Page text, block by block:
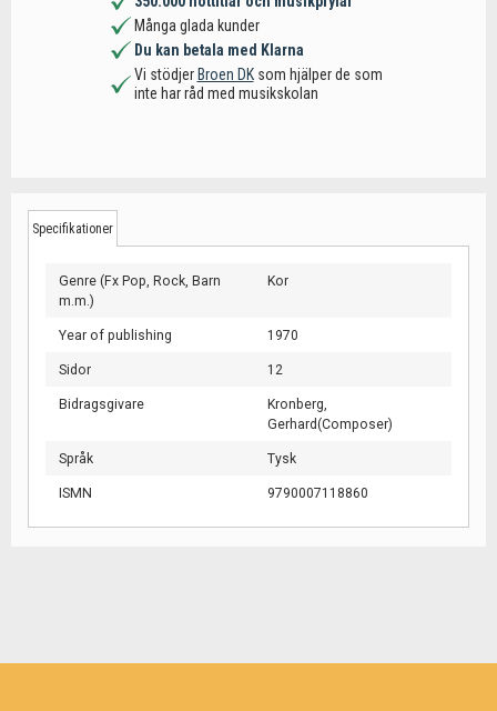
Många glada kunder
Du kan betala med Klarna
Vi stödjerBroen DKsom hjälper de som
inte har råd med musikskolan
Specifikationer
Genre (Fx Pop, Rock, Barn
m.m.)
Kor
Year of publishing 1970
Sidor 12
Bidragsgivare
Kronberg,
Gerhard(Composer)
Språk Tysk
ISMN 9790007118860